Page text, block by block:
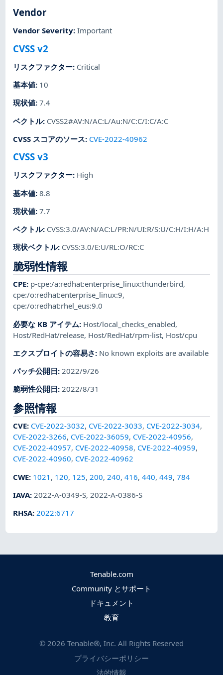
Vendor
Vendor Severity:Important
CVSS v2
リスクファクター: Critical
基本値: 10
現状値:7.4
ベクトル: CVSS2#AV:N/AC:L/Au:N/C:C/I:C/A:C
CVSS スコアのソース: CVE-2022-40962
CVSS v3
リスクファクター: High
基本値:8.8
現状値:7.7
ベクトル: CVSS:3.0/AV:N/AC:L/PR:N/UI:R/S:U/C:H/I:H/A:H
現状ベクトル: CVSS:3.0/E:U/RL:O/RC:C
脆弱性情報
CPE: p-cpe:/a:redhat:enterprise_linux:thunderbird,
cpe:/o:redhat:enterprise_linux:9,
cpe:/o:redhat:rhel_eus:9.0
必要な KB アイテム: Host/local_checks_enabled,
Host/RedHat/release, Host/RedHat/rpm-list, Host/cpu
エクスプロイトの容易さ: No known exploits are available
パッチ公開日:2022/9/26
脆弱性公開日:2022/8/31
参照情報
CVE: CVE-2022-3032, CVE-2022-3033, CVE-2022-3034,
CVE-2022-3266, CVE-2022-36059, CVE-2022-40956,
CVE-2022-40957, CVE-2022-40958, CVE-2022-40959,
CVE-2022-40960, CVE-2022-40962
CWE: 1021 , 120, 125, 200, 240,416,440,449,784
IAVA: 2022-A-0349-S, 2022-A-0386-S
RHSA:2022:6717
Tenable.com
Community とサポート
ドキュメント
教育
© 2026 Tenable®, Inc. All Rights Reserved
プライバシーポリシー
法的情報